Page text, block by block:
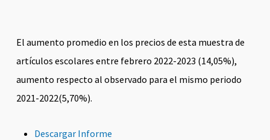
El aumento promedio en los precios de esta muestra de
artículos escolares entre febrero 2022-2023 (14,05%),
aumento respecto al observado para el mismo periodo
2021-2022(5,70%).
Descargar Informe